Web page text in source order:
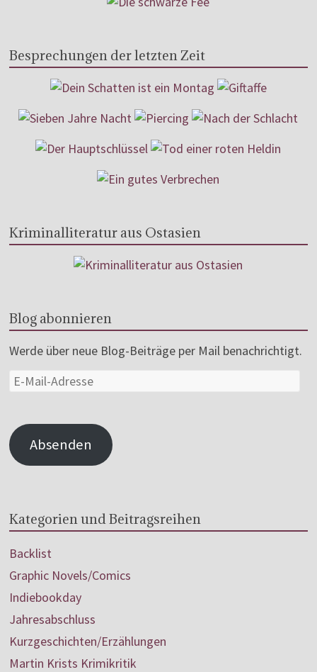
Besprechungen der letzten Zeit
Kriminalliteratur aus Ostasien
Blog abonnieren
Werde über neue Blog-Beiträge per Mail benachrichtigt.
Absenden
Kategorien und Beitragsreihen
Backlist
Graphic Novels/Comics
Indiebookday
Jahresabschluss
Kurzgeschichten/Erzählungen
Martin Krists Krimikritik